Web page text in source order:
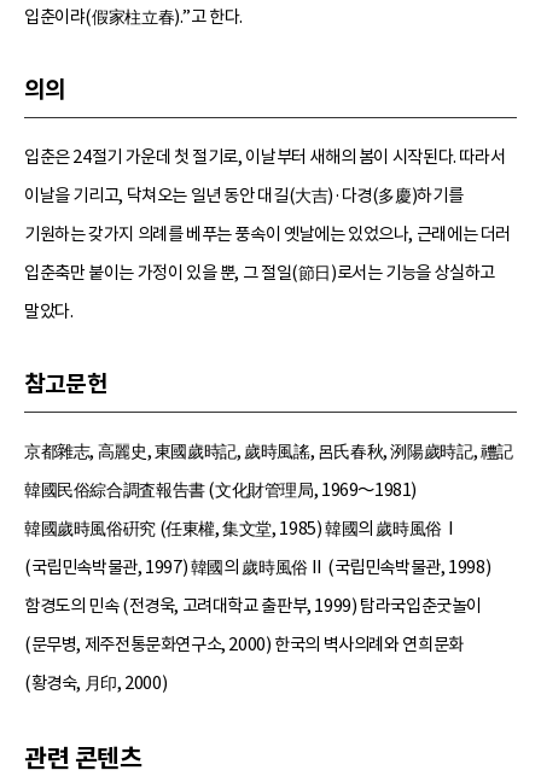
입춘이랴(假家柱立春).”고 한다.
의의
입춘은 24절기 가운데 첫 절기로, 이날부터 새해의 봄이 시작된다. 따라서
이날을 기리고, 닥쳐오는 일년 동안 대길(大吉)·다경(多慶)하기를
기원하는 갖가지 의례를 베푸는 풍속이 옛날에는 있었으나, 근래에는 더러
입춘축만 붙이는 가정이 있을 뿐, 그 절일(節日)로서는 기능을 상실하고
말았다.
참고문헌
京都雜志, 高麗史, 東國歲時記, 歲時風謠, 呂氏春秋, 洌陽歲時記, 禮記
韓國民俗綜合調査報告書 (文化財管理局, 1969～1981)
韓國歲時風俗硏究 (任東權, 集文堂, 1985) 韓國의 歲時風俗Ⅰ
(국립민속박물관, 1997) 韓國의 歲時風俗Ⅱ (국립민속박물관, 1998)
함경도의 민속 (전경욱, 고려대학교 출판부, 1999) 탐라국입춘굿놀이
(문무병, 제주전통문화연구소, 2000) 한국의 벽사의례와 연희문화
(황경숙, 月印, 2000)
관련 콘텐츠